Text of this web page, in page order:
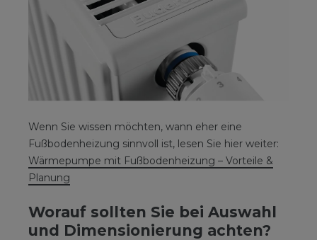
Wenn Sie wissen möchten, wann eher eine
Fußbodenheizung sinnvoll ist, lesen Sie hier weiter:
Wärmepumpe mit Fußbodenheizung – Vorteile &
Planung
Worauf sollten Sie bei Auswahl
und Dimensionierung achten?